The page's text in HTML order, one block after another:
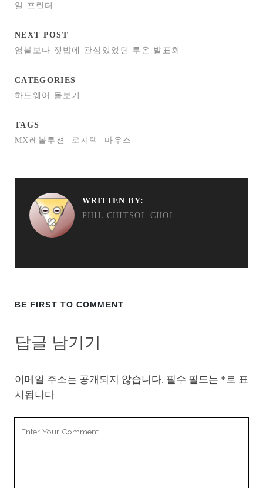
일 프린터
NEXT POST
염불보다 잿밥에 관심있었던 루온 발표회
CATEGORIES
하드웨어 돋보기
TAGS
MX레볼루션
로지텍 마우스
WRITTEN BY:
PHIL CHITSOL CHOI
BE FIRST TO COMMENT
답글 남기기
이메일 주소는 공개되지 않습니다. 필수 필드는 *로 표
시됩니다